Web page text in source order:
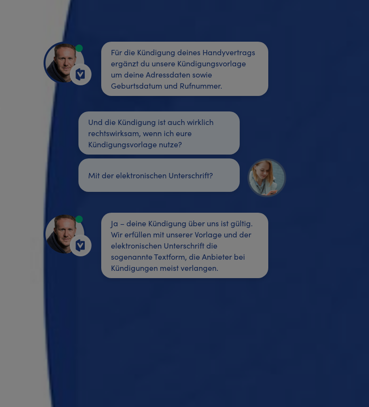
Für die Kündigung deines Handyvertrags
ergänzt du unsere Kündigungsvorlage
um deine Adressdaten sowie
Geburtsdatum und Rufnummer.
Und die Kündigung ist auch wirklich
rechtswirksam, wenn ich eure
Kündigungsvorlage nutze?
Mit der elektronischen Unterschrift?
Ja – deine Kündigung über uns ist gültig.
Wir erfüllen mit unserer Vorlage und der
elektronischen Unterschrift die
sogenannte Textform, die Anbieter bei
Kündigungen meist verlangen.